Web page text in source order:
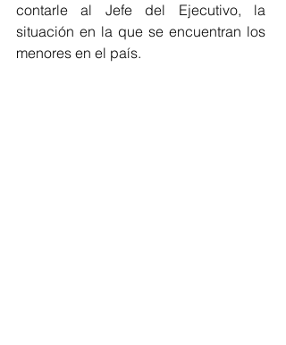
contarle al Jefe del Ejecutivo, la
situación en la que se encuentran los
menores en el país.